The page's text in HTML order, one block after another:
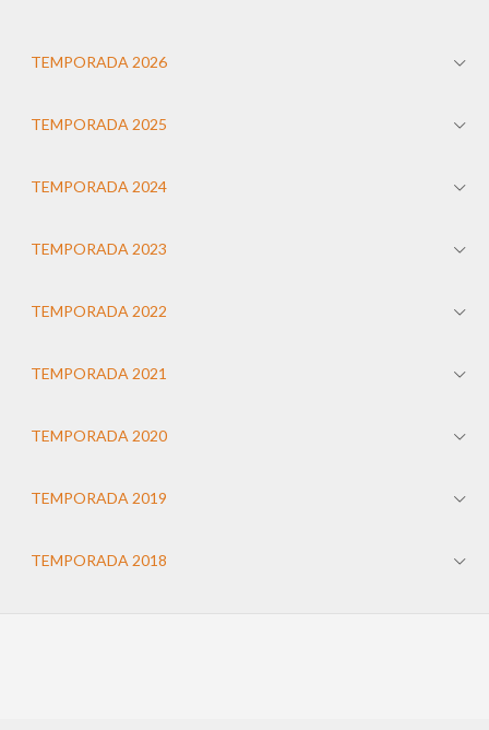
TEMPORADA 2026
TEMPORADA 2025
TEMPORADA 2024
TEMPORADA 2023
TEMPORADA 2022
TEMPORADA 2021
TEMPORADA 2020
TEMPORADA 2019
TEMPORADA 2018